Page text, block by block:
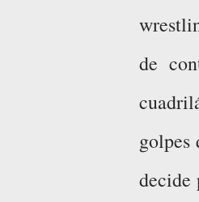
de
golpes
decide